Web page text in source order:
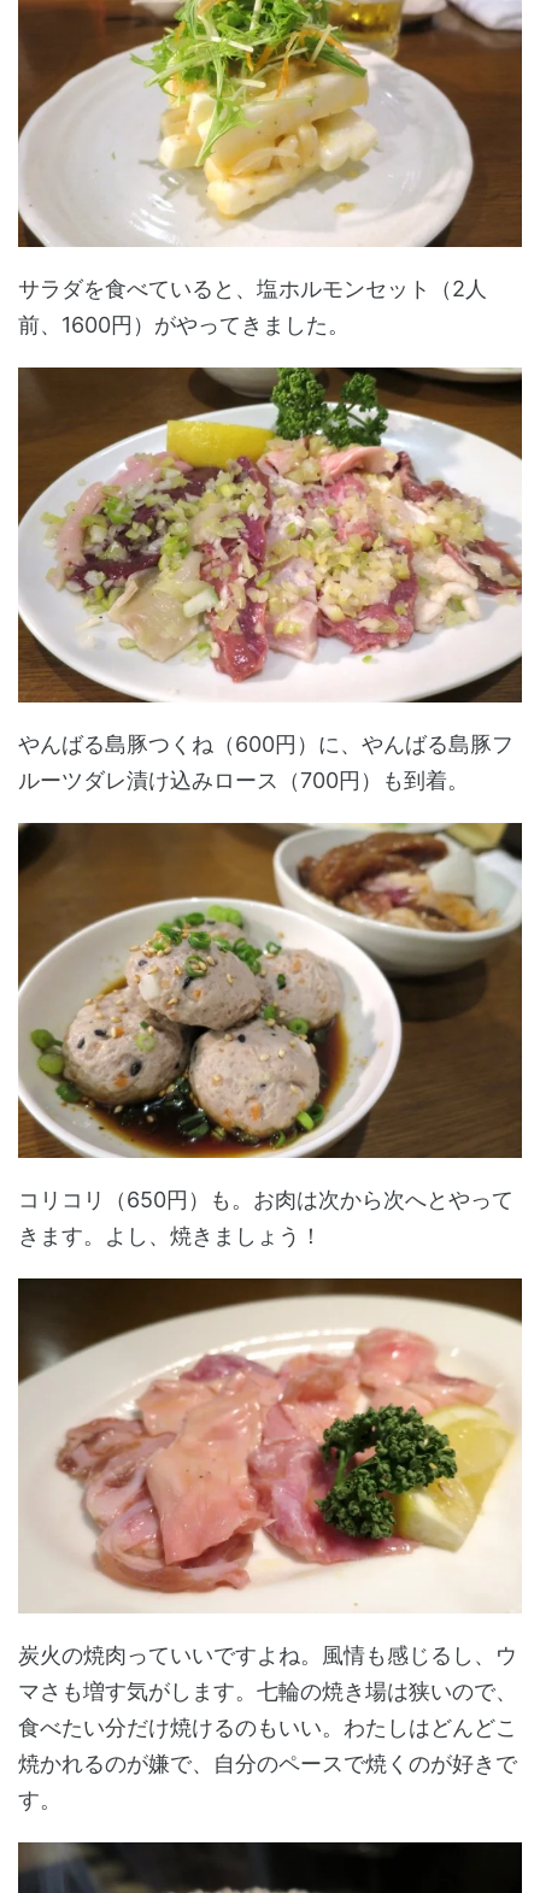
サラダを食べていると、塩ホルモンセット（2人
前、1600円）がやってきました。
やんばる島豚つくね（600円）に、やんばる島豚フ
ルーツダレ漬け込みロース（700円）も到着。
コリコリ（650円）も。お肉は次から次へとやって
きます。よし、焼きましょう！
炭火の焼肉っていいですよね。風情も感じるし、ウ
マさも増す気がします。七輪の焼き場は狭いので、
食べたい分だけ焼けるのもいい。わたしはどんどこ
焼かれるのが嫌で、自分のペースで焼くのが好きで
す。